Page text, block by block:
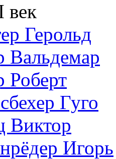
Герольд
Вальдемар
Роберт
Гуго
Виктор
Игорь